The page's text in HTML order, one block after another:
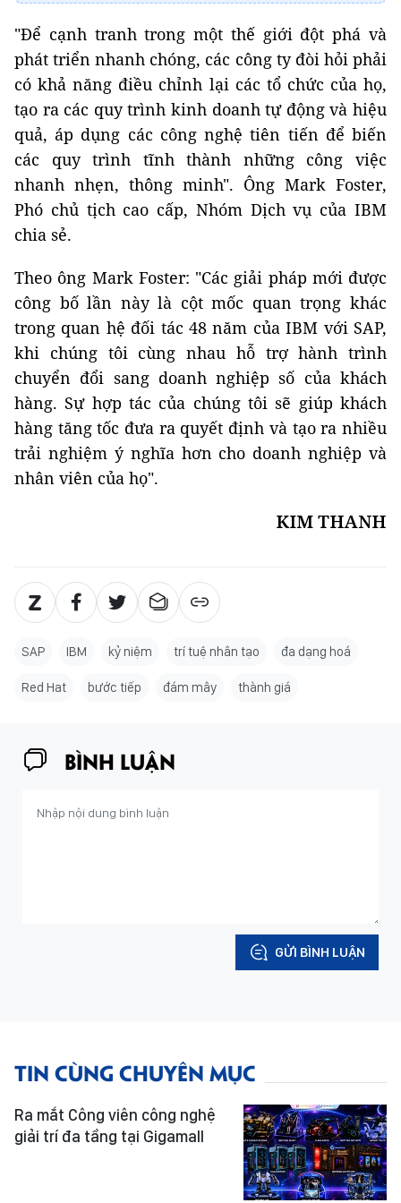
"Để cạnh tranh trong một thế giới đột phá và
phát triển nhanh chóng, các công ty đòi hỏi phải
có khả năng điều chỉnh lại các tổ chức của họ,
tạo ra các quy trình kinh doanh tự động và hiệu
quả, áp dụng các công nghệ tiên tiến để biến
các quy trình tĩnh thành những công việc
nhanh nhẹn, thông minh". Ông Mark Foster,
Phó chủ tịch cao cấp, Nhóm Dịch vụ của IBM
chia sẻ.
Theo ông Mark Foster: "Các giải pháp mới được
công bố lần này là cột mốc quan trọng khác
trong quan hệ đối tác 48 năm của IBM với SAP,
khi chúng tôi cùng nhau hỗ trợ hành trình
chuyển đổi sang doanh nghiệp số của khách
hàng. Sự hợp tác của chúng tôi sẽ giúp khách
hàng tăng tốc đưa ra quyết định và tạo ra nhiều
trải nghiệm ý nghĩa hơn cho doanh nghiệp và
nhân viên của họ".
KIM THANH
SAP IBM kỷ niệm trí tuệ nhân tạo đa dạng hoá
Red Hat bước tiếp đám mây thành giá
BÌNH LUẬN
GỬI BÌNH LUẬN
TIN CÙNG CHUYÊN MỤC
Ra mắt Công viên công nghệ
giải trí đa tầng tại Gigamall